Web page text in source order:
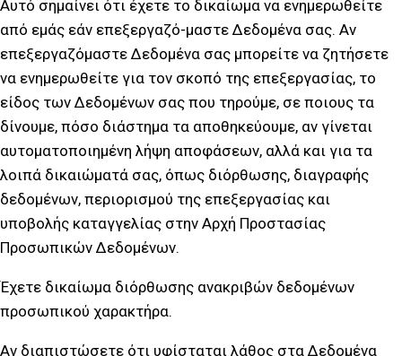
Αυτό σημαίνει ότι έχετε το δικαίωμα να ενημερωθείτε
από εμάς εάν επεξεργαζό-μαστε Δεδομένα σας. Αν
επεξεργαζόμαστε Δεδομένα σας μπορείτε να ζητήσετε
να ενημερωθείτε για τον σκοπό της επεξεργασίας, το
είδος των Δεδομένων σας που τηρούμε, σε ποιους τα
δίνουμε, πόσο διάστημα τα αποθηκεύουμε, αν γίνεται
αυτοματοποιημένη λήψη αποφάσεων, αλλά και για τα
λοιπά δικαιώματά σας, όπως διόρθωσης, διαγραφής
δεδομένων, περιορισμού της επεξεργασίας και
υποβολής καταγγελίας στην Αρχή Προστασίας
Προσωπικών Δεδομένων.
Έχετε δικαίωμα διόρθωσης ανακριβών δεδομένων
προσωπικού χαρακτήρα.
Αν διαπιστώσετε ότι υφίσταται λάθος στα Δεδομένα